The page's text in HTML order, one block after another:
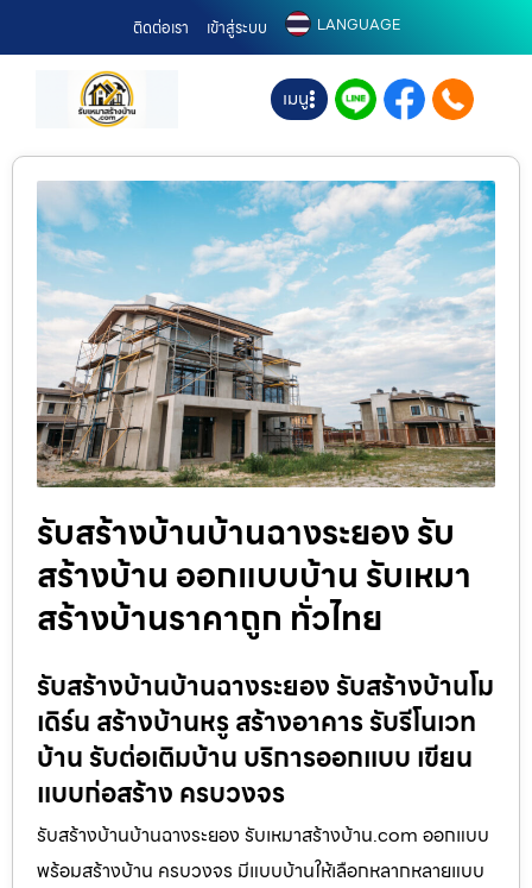
ติดต่อเรา เข้าสู่ระบบ LANGUAGE
เมนู
รับสร้างบ้านบ้านฉางระยอง รับ
สร้างบ้าน ออกแบบบ้าน รับเหมา
สร้างบ้านราคาถูก ทั่วไทย
รับสร้างบ้านบ้านฉางระยอง รับสร้างบ้านโม
เดิร์น สร้างบ้านหรู สร้างอาคาร รับรีโนเวท
บ้าน รับต่อเติมบ้าน บริการออกแบบ เขียน
แบบก่อสร้าง ครบวงจร
รับสร้างบ้านบ้านฉางระยอง รับเหมาสร้างบ้าน.com ออกแบบ
พร้อมสร้างบ้าน ครบวงจร มีแบบบ้านให้เลือกหลากหลายแบบ